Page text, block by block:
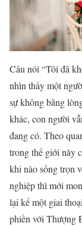
Câu nói “Tôi đã
nhìn thấy một
sự không bằng
khác, con người
đang có. Theo
trong thế giới này
khi nào sống trọn
nghiệp thì mới
lại kể một giai
phiền với Thượng